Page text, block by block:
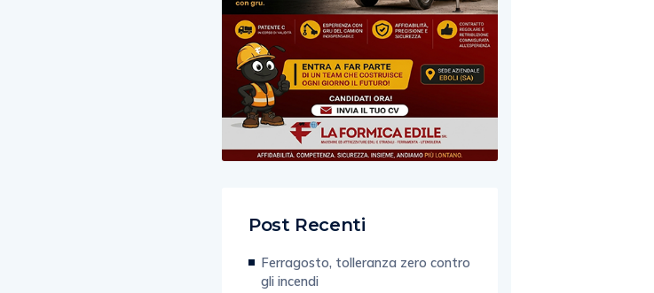
Post Recenti
Ferragosto, tolleranza zero contro
gli incendi